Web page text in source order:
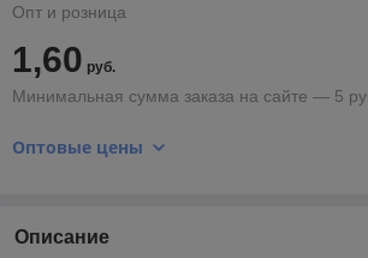
Опт и розница
1,60 руб.
Минимальная сумма заказа на сайте — 5
Оптовые цены
Описание